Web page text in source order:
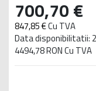
700,70 €
847,85 €Cu TVA
Data disponibilitatii:
4494,78 RON Cu TVA